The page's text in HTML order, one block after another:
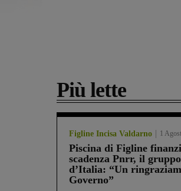
Più lette
Figline Incisa Valdarno 1
Piscina di Figline
scadenza Pnrr, il
d’Italia: “Un
Governo”